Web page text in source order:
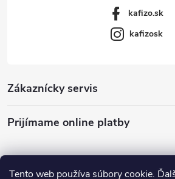
Tento web používa súbory cookie.
Zákaznícky servis
Prijímame online platby
kafizo.sk
kafizosk